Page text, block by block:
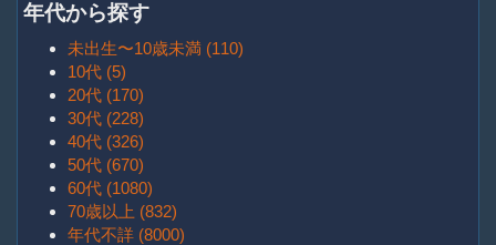
年代から探す
未出生〜10歳未満 (110)
10代 (5)
20代 (170)
30代 (228)
40代 (326)
50代 (670)
60代 (1080)
70歳以上 (832)
年代不詳 (8000)